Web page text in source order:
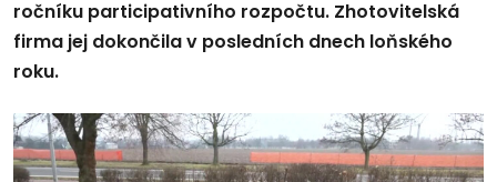
ročníku participativního rozpočtu. Zhotovitelská
firma jej dokončila v posledních dnech loňského
roku.